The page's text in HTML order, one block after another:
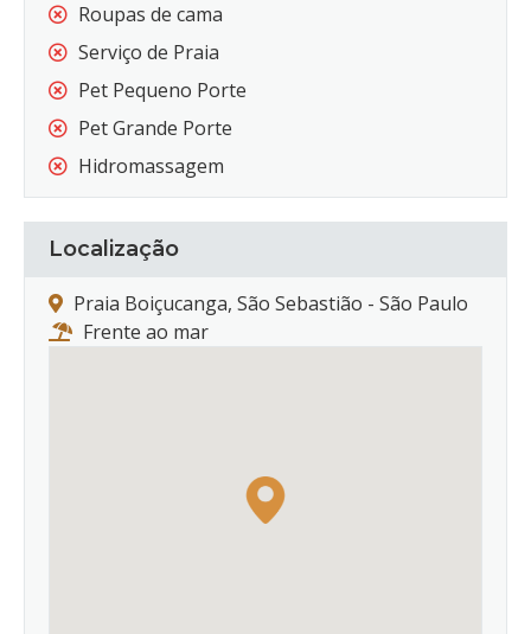
Roupas de cama
Serviço de Praia
Pet Pequeno Porte
Pet Grande Porte
Hidromassagem
Localização
Praia Boiçucanga, São Sebastião - São Paulo
Frente ao mar